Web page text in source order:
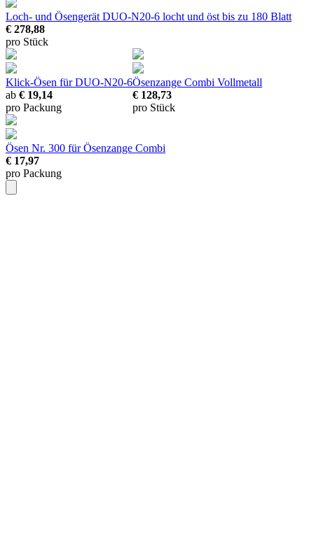
Loch- und Ösengerät DUO-N20-6 locht und öst bis zu 180 Blatt
€ 278,88
pro Stück
Klick-Ösen für DUO-N20-6
ab € 19,14
pro Packung
Ösenzange Combi Vollmetall
€ 128,73
pro Stück
Ösen Nr. 300 für Ösenzange Combi
€ 17,97
pro Packung